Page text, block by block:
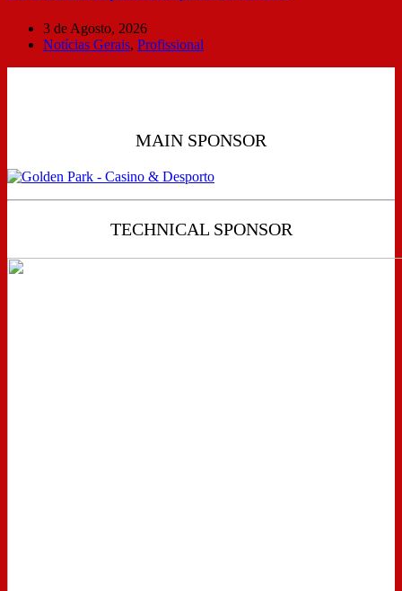
3 de Agosto, 2026
Notícias Gerais, Profissional
MAIN SPONSOR
TECHNICAL SPONSOR